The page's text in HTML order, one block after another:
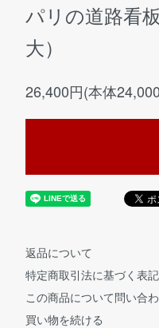
パリの道路看
大）
26,400円(本体
返品について
特定商取引法に基づく表記
この商品について問い合
買い物を続ける